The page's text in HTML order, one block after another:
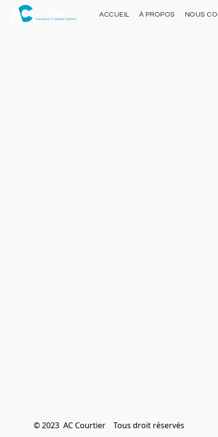
ACCUEIL À PROPOS NOUS
© 2023  AC Courtier    Tous droit réservés